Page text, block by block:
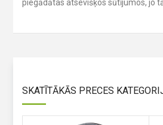
piegādātas atsevišķos sūtījumos, jo
SKATĪTĀKĀS PRECES